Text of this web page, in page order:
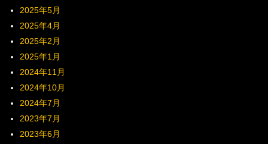
2025年5月
2025年4月
2025年2月
2025年1月
2024年11月
2024年10月
2024年7月
2023年7月
2023年6月